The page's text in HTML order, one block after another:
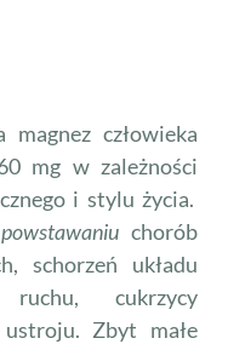
człowieka
mg w zależności
i stylu życia.
chorób
schorzeń układu
cukrzycy
Zbyt małe